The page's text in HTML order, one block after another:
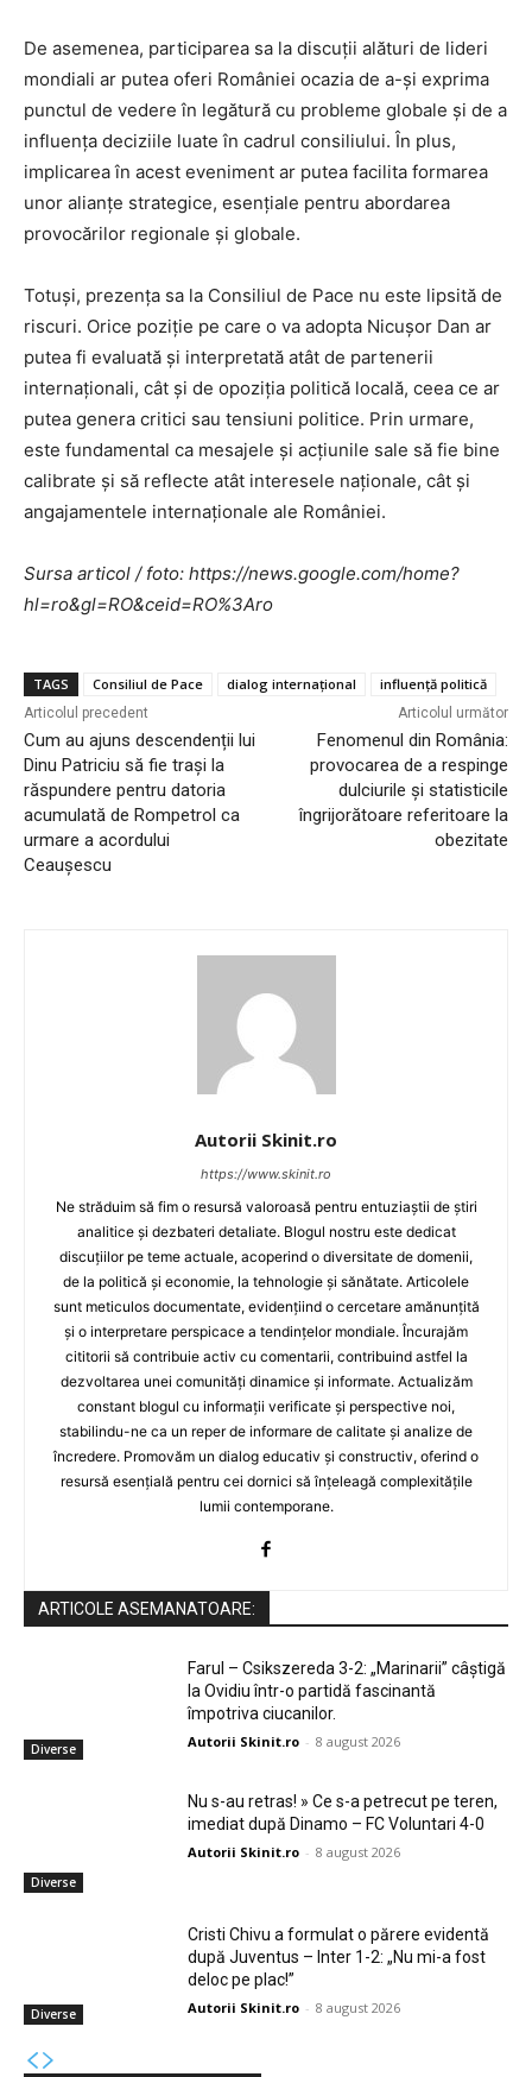
De asemenea, participarea sa la discuții alături de lideri
mondiali ar putea oferi României ocazia de a-și exprima
punctul de vedere în legătură cu probleme globale și de a
influența deciziile luate în cadrul consiliului. În plus,
implicarea în acest eveniment ar putea facilita formarea
unor alianțe strategice, esențiale pentru abordarea
provocărilor regionale și globale.
Totuși, prezența sa la Consiliul de Pace nu este lipsită de
riscuri. Orice poziție pe care o va adopta Nicușor Dan ar
putea fi evaluată și interpretată atât de partenerii
internaționali, cât și de opoziția politică locală, ceea ce ar
putea genera critici sau tensiuni politice. Prin urmare,
este fundamental ca mesajele și acțiunile sale să fie bine
calibrate și să reflecte atât interesele naționale, cât și
angajamentele internaționale ale României.
Sursa articol / foto: https://news.google.com/home?
hl=ro&gl=RO&ceid=RO%3Aro
TAGS Consiliul de Pace dialog internațional influență politică
Articolul precedent
Cum au ajuns descendenții lui
Dinu Patriciu să fie trași la
răspundere pentru datoria
acumulată de Rompetrol ca
urmare a acordului
Ceaușescu
Articolul următor
Fenomenul din România:
provocarea de a respinge
dulciurile și statisticile
îngrijorătoare referitoare la
obezitate
Autorii Skinit.ro
https://www.skinit.ro
Ne străduim să fim o resursă valoroasă pentru entuziaștii de știri
analitice și dezbateri detaliate. Blogul nostru este dedicat
discuțiilor pe teme actuale, acoperind o diversitate de domenii,
de la politică și economie, la tehnologie și sănătate. Articolele
sunt meticulos documentate, evidențiind o cercetare amănunțită
și o interpretare perspicace a tendințelor mondiale. Încurajăm
cititorii să contribuie activ cu comentarii, contribuind astfel la
dezvoltarea unei comunități dinamice și informate. Actualizăm
constant blogul cu informații verificate și perspective noi,
stabilindu-ne ca un reper de informare de calitate și analize de
încredere. Promovăm un dialog educativ și constructiv, oferind o
resursă esențială pentru cei dornici să înțeleagă complexitățile
lumii contemporane.
ARTICOLE ASEMANATOARE:
Diverse
Farul – Csikszereda 3-2: „Marinarii” câștigă
la Ovidiu într-o partidă fascinantă
împotriva ciucanilor.
Autorii Skinit.ro - 8 august 2026
Diverse
Nu s-au retras! » Ce s-a petrecut pe teren,
imediat după Dinamo – FC Voluntari 4-0
Autorii Skinit.ro - 8 august 2026
Diverse
Cristi Chivu a formulat o părere evidentă
după Juventus – Inter 1-2: „Nu mi-a fost
deloc pe plac!”
Autorii Skinit.ro - 8 august 2026